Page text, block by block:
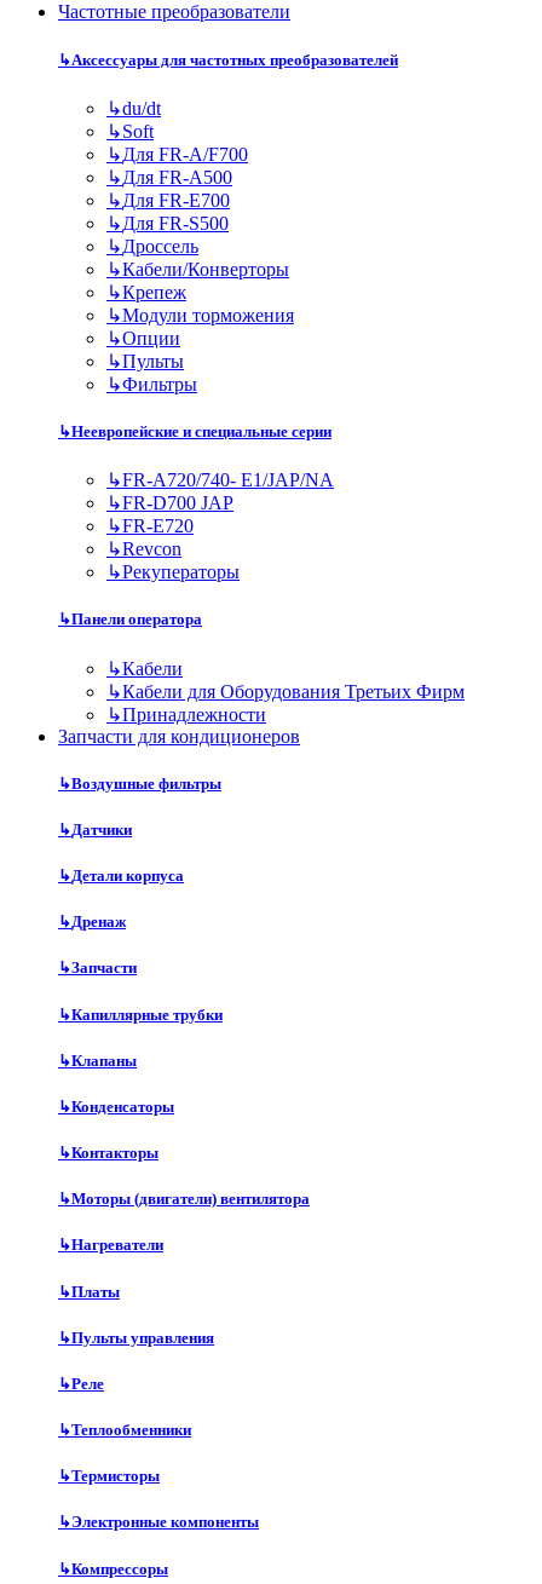
Частотные преобразователи
↳Аксессуары для частотных преобразователей
↳du/dt
↳Soft
↳Для FR-A/F700
↳Для FR-A500
↳Для FR-E700
↳Для FR-S500
↳Дроссель
↳Кабели/Конверторы
↳Крепеж
↳Модули торможения
↳Опции
↳Пульты
↳Фильтры
↳Неевропейские и специальные серии
↳FR-A720/740- E1/JAP/NA
↳FR-D700 JAP
↳FR-E720
↳Revcon
↳Рекуператоры
↳Панели оператора
↳Кабели
↳Кабели для Оборудования Третьих Фирм
↳Принадлежности
Запчасти для кондиционеров
↳Воздушные фильтры
↳Датчики
↳Детали корпуса
↳Дренаж
↳Запчасти
↳Капиллярные трубки
↳Клапаны
↳Конденсаторы
↳Контакторы
↳Моторы (двигатели) вентилятора
↳Нагреватели
↳Платы
↳Пульты управления
↳Реле
↳Теплообменники
↳Термисторы
↳Электронные компоненты
↳Компрессоры